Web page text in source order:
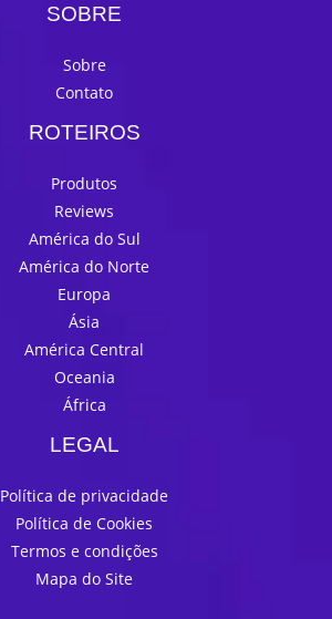
SOBRE
Sobre
Contato
ROTEIROS
Produtos
Reviews
América do Sul
América do Norte
Europa
Ásia
América Central
Oceania
África
LEGAL
Política de privacidade
Política de Cookies
Termos e condições
Mapa do Site